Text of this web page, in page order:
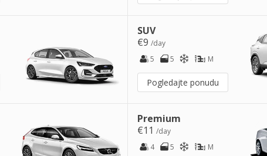
SUV
€9/day
5
5 M
Pogledajte ponudu
Premium
€11/day
4
5 M